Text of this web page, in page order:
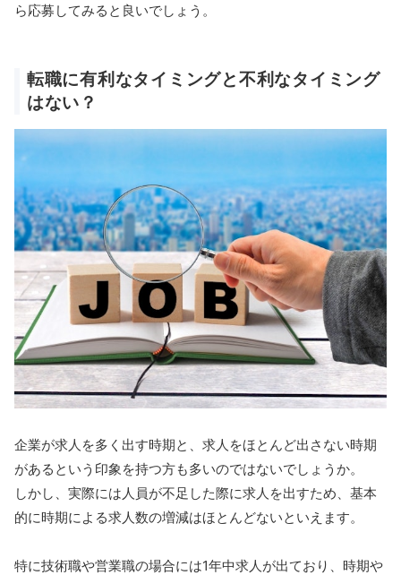
ら応募してみると良いでしょう。
転職に有利なタイミングと不利なタイミング
はない？
企業が求人を多く出す時期と、求人をほとんど出さない時期
があるという印象を持つ方も多いのではないでしょうか。
しかし、実際には人員が不足した際に求人を出すため、基本
的に時期による求人数の増減はほとんどないといえます。
特に技術職や営業職の場合には1年中求人が出ており、時期や